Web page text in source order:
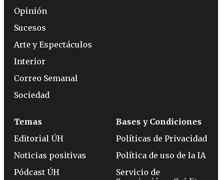
Opinión
Sucesos
Arte y Espectáculos
Interior
Correo Semanal
Sociedad
Temas
Editorial ÚH
Noticias positivas
Pódcast ÚH
Bases y Condiciones
Políticas de Privacidad
Política de uso de la IA
Servicio de